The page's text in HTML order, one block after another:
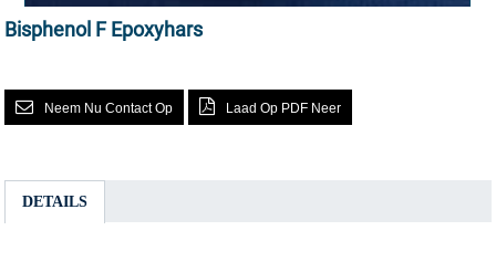
Bisphenol F Epoxyhars
Neem Nu Contact Op Laad Op PDF Neer
DETAILS